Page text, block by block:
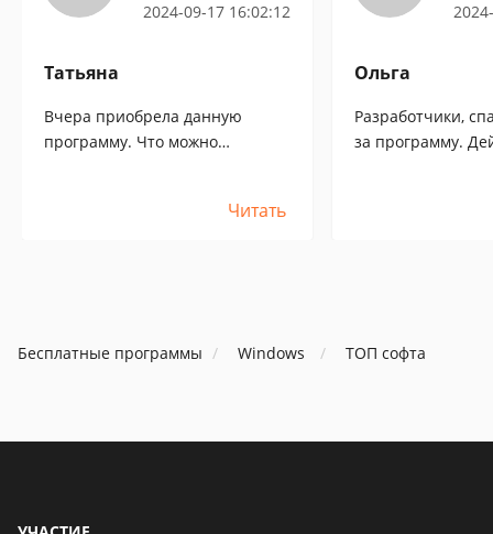
2024-09-17 16:02:12
Татьяна
Вчера приобрела данную
программу. Что можно
программе все просто:
отметила площадки, нажала
единственно что не понимаю,
покупала ключ подписи у
Читать
Ольга
Разработчики,
за программу. Действительно
жизнь. Например
ноутбук с
посоветовали
Бесплатные программы Windows ТОП софта